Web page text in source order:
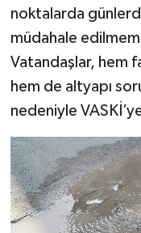
noktalarda
müdahale
Vatandaşlar, hem
hem de altyapı
nedeniyle